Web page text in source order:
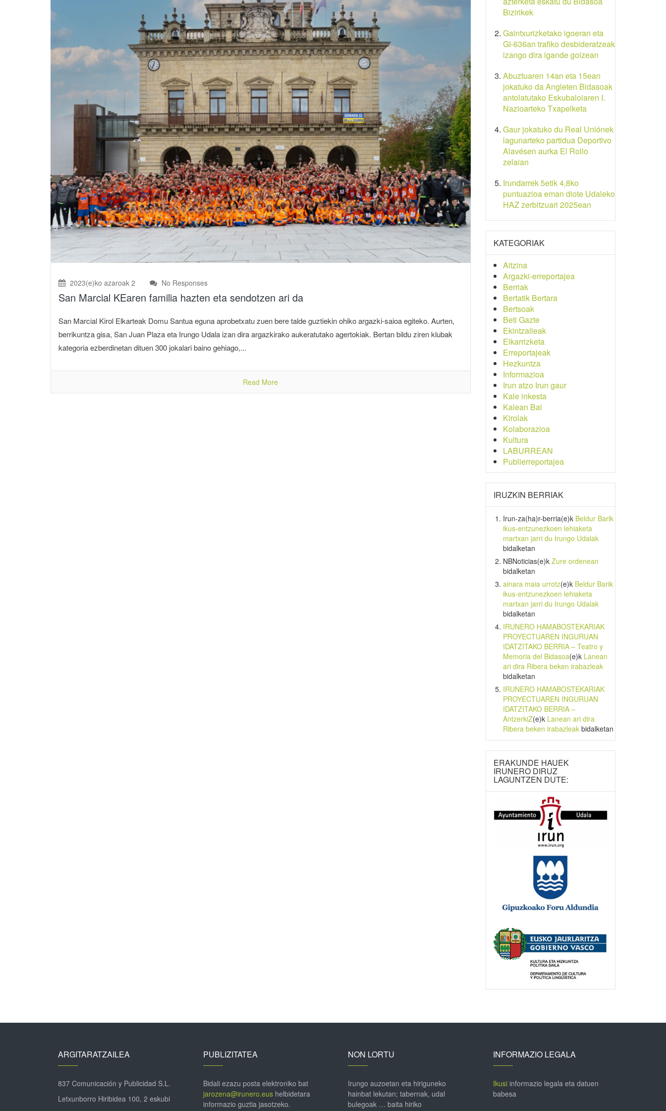
2023(e)ko azaroak 2 No Responses
San Marcial KEaren familia hazten eta sendotzen ari da
San Marcial Kirol Elkarteak Domu Santua eguna aprobetxatu zuen bere talde guztiekin ohiko argazki-saioa egiteko. Aurten,
berrikuntza gisa, San Juan Plaza eta Irungo Udala izan dira argazkirako aukeratutako agertokiak. Bertan bildu ziren klubak
kategoria ezberdinetan dituen 300 jokalari baino gehiago,...
Read More
Bizirikek
Gaintxurizketako igoeran eta
GI-636an trafiko desbideratzeak
izango dira igande goizean
Abuztuaren 14an eta 15ean
jokatuko da Angleten Bidasoak
antolatutako Eskubaloiaren I.
Nazioarteko Txapelketa
Gaur jokatuko du Real Uniónek
lagunarteko partidua Deportivo
Alavésen aurka El Rollo
zelaian
Irundarrek 5etik 4,8ko
puntuazioa eman diote Udaleko
HAZ zerbitzuari 2025ean
KATEGORIAK
Aitzina
Argazki-erreportajea
Berriak
Bertatik Bertara
Bertsoak
Beti Gazte
Ekintzaileak
Elkarrizketa
Erreportajeak
Hezkuntza
Informazioa
Irun atzo Irun gaur
Kale inkesta
Kalean Bai
Kirolak
Kolaborazioa
Kultura
LABURREAN
Publierreportajea
IRUZKIN BERRIAK
Irun-za(ha)r-berria(e)k Beldur Barik
ikus-entzunezkoen lehiaketa
martxan jarri du Irungo Udalak
bidalketan
NBNoticias(e)k Zure ordenean
bidalketan
ainara maia urrotz(e)k Beldur Barik
ikus-entzunezkoen lehiaketa
martxan jarri du Irungo Udalak
bidalketan
IRUNERO HAMABOSTEKARIAK
PROYECTUAREN INGURUAN
IDATZITAKO BERRIA – Teatro y
Memoria del Bidasoa(e)k Lanean
ari dira Ribera beken irabazleak
bidalketan
IRUNERO HAMABOSTEKARIAK
PROYECTUAREN INGURUAN
IDATZITAKO BERRIA –
AntzerkiZ(e)k Lanean ari dira
Ribera beken irabazleakbidalketan
ERAKUNDE HAUEK
IRUNERO DIRUZ
LAGUNTZEN DUTE:
ARGITARATZAILEA
837 Comunicación y Publicidad S.L.
Letxunborro Hiribidea 100, 2 eskubi
PUBLIZITATEA
Bidali ezazu posta elektroniko bat
jarozena@irunero.eushelbidetara
informazio guztia jasotzeko.
NON LORTU
Irungo auzoetan eta hiriguneko
hainbat lekutan; tabernak, udal
bulegoak … baita hiriko
INFORMAZIO LEGALA
Ikusiinformazio legala eta datuen
babesa